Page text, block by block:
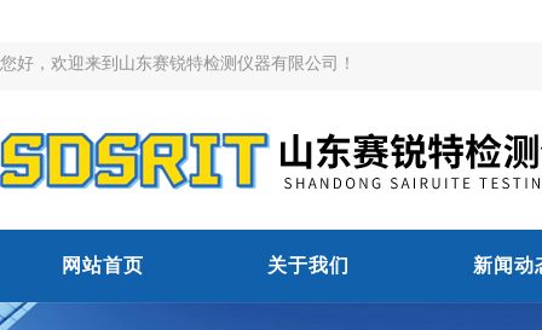
您好，欢迎来到山东赛锐特检测仪器有限公司！
网站首页 关于我们 新闻动